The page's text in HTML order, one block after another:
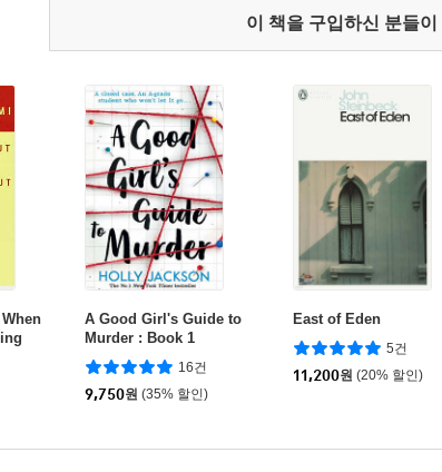
이 책을 구입하신 분들이
A Good Girl's Guide to
Murder : Book 1
16건
9,750원 (35% 할인)
East of Eden
5건
11,200원 (20% 할인)